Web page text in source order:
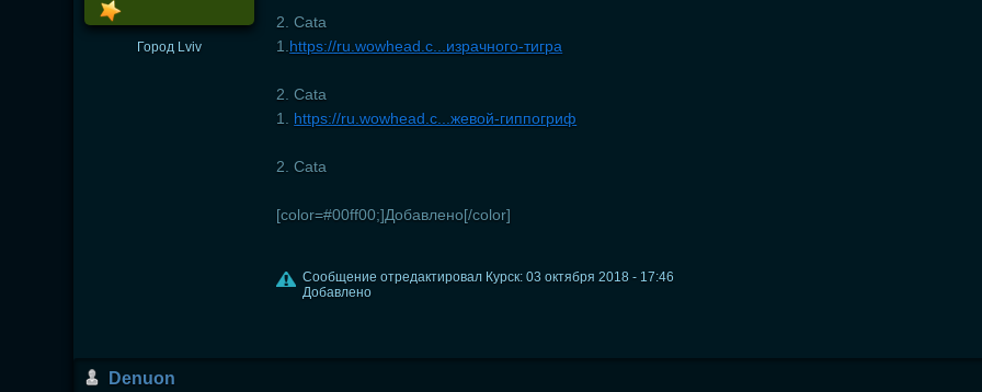
Город Lviv
2. Cata
1. https://ru.wowhead.c...израчного-тигра
2. Cata
1. https://ru.wowhead.c...жевой-гиппогриф
2. Cata
[color=#00ff00;]Добавлено[/color]
Сообщение отредактировал Курск: 03 октября 2018 - 17:46
Добавлено
Dеnuon